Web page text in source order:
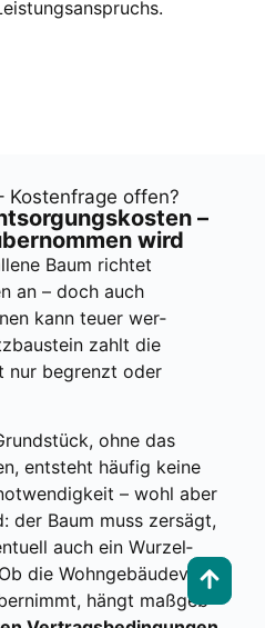
Kos­ten­fra­ge offen?
–
wird
Baum rich­tet
an – doch auch
kann teu­er wer­
zahlt die
nur begrenzt oder
ohne das
ent­steht häu­fig kei­ne
– wohl aber
der Baum muss zer­sägt,
auch ein Wur­zel­
die Wohn­ge­bäu­de­ver­si­
hängt maß­geb­